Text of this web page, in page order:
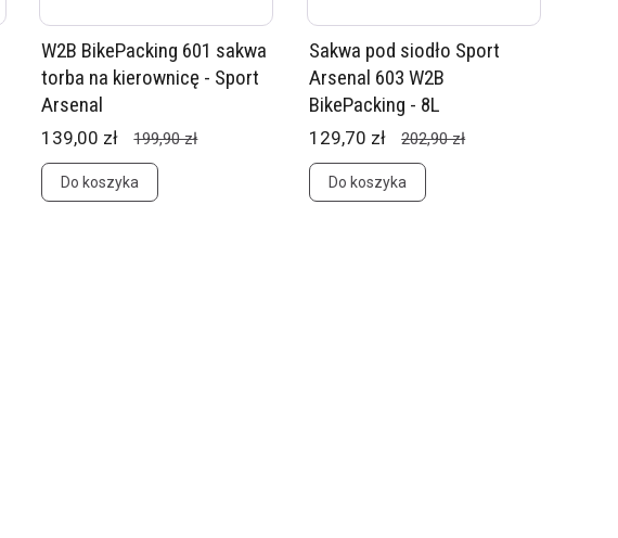
W2B BikePacking 601 sakwa
torba na kierownicę - Sport
Arsenal
139,00 zł 199,90 zł
Do koszyka
Sakwa pod siodło Sport
Arsenal 603 W2B
BikePacking - 8L
129,70 zł 202,90 zł
Do koszyka